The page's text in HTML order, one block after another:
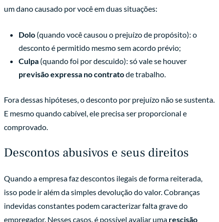
um dano causado por você em duas situações:
Dolo(quando você causou o prejuízo de propósito): o
desconto é permitido mesmo sem acordo prévio;
Culpa(quando foi por descuido): só vale se houver
previsão expressa no contratode trabalho.
Fora dessas hipóteses, o desconto por prejuízo não se sustenta.
E mesmo quando cabível, ele precisa ser proporcional e
comprovado.
Descontos abusivos e seus direitos
Quando a empresa faz descontos ilegais de forma reiterada,
isso pode ir além da simples devolução do valor. Cobranças
indevidas constantes podem caracterizar falta grave do
empregador. Nesses casos, é possível avaliar uma rescisão